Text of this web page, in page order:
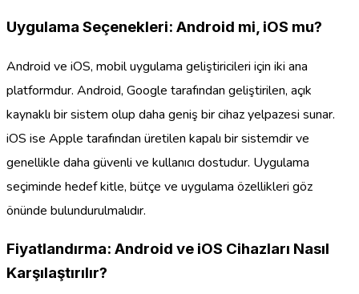
Uygulama Seçenekleri: Android mi, iOS mu?
Android ve iOS, mobil uygulama geliştiricileri için iki ana
platformdur. Android, Google tarafından geliştirilen, açık
kaynaklı bir sistem olup daha geniş bir cihaz yelpazesi sunar.
iOS ise Apple tarafından üretilen kapalı bir sistemdir ve
genellikle daha güvenli ve kullanıcı dostudur. Uygulama
seçiminde hedef kitle, bütçe ve uygulama özellikleri göz
önünde bulundurulmalıdır.
Fiyatlandırma: Android ve iOS Cihazları Nasıl
Karşılaştırılır?